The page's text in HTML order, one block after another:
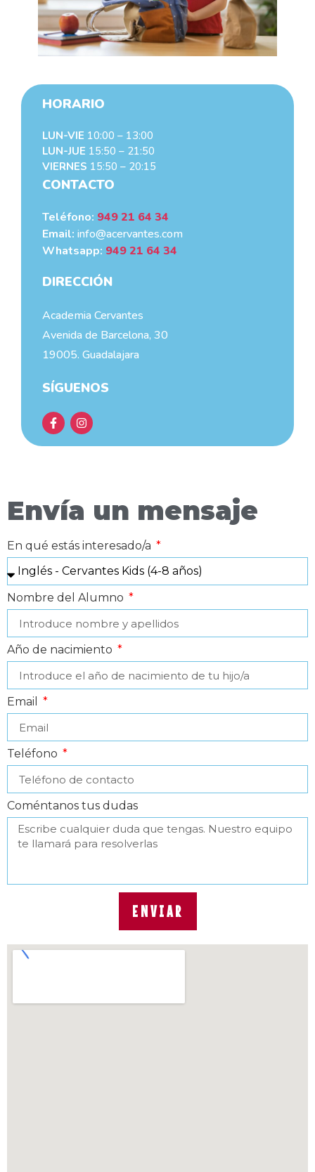
HORARIO
LUN-VIE 10:00 – 13:00
LUN-JUE 15:50 – 21:50
VIERNES 15:50 – 20:15
CONTACTO
Teléfono: 949 21 64 34
Email: info@acervantes.com
Whatsapp: 949 21 64 34
DIRECCIÓN
Academia Cervantes
Avenida de Barcelona, 30
19005. Guadalajara
SÍGUENOS
Envía un mensaje
En qué estás interesado/a
Nombre del Alumno
Año de nacimiento
Email
Teléfono
Coméntanos tus dudas
ENVIAR